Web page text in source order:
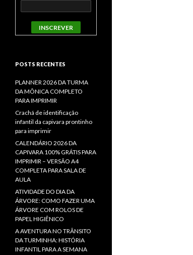
POSTS RECENTES
PLANNER 2026 DA TURMA
DA MÔNICA COMPLETO
PARA IMPRIMIR
Crachá de identificação
infantil da capivara prontinho
para imprimir
CALENDÁRIO 2026 DA
CAPIVARA 100% GRÁTIS PARA
IMPRIMIR – VERSÃO A4
COMPLETA PARA SALA DE
AULA
ATIVIDADE DO DIA DA
ÁRVORE: COMO FAZER UMA
ÁRVORE COM ROLOS DE
PAPEL HIGIÊNICO
A AVENTURA NO TRÂNSITO
DA TURMINHA: HISTÓRIA
INFANTIL PARA A SEMANA